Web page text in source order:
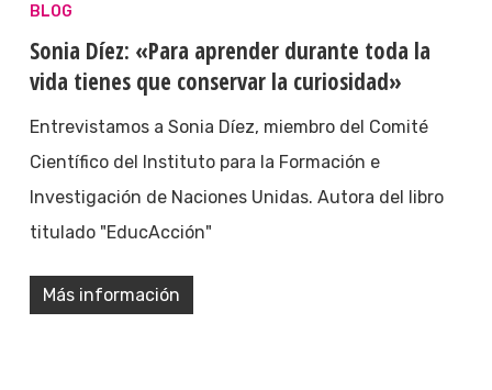
BLOG
Sonia Díez: «Para aprender durante toda la
vida tienes que conservar la curiosidad»
Entrevistamos a Sonia Díez, miembro del Comité
Científico del Instituto para la Formación e
Investigación de Naciones Unidas. Autora del libro
titulado "EducAcción"
Más información